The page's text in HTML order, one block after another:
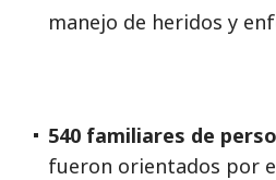
manejo de heridos y
540 familiares de
fueron orientados por